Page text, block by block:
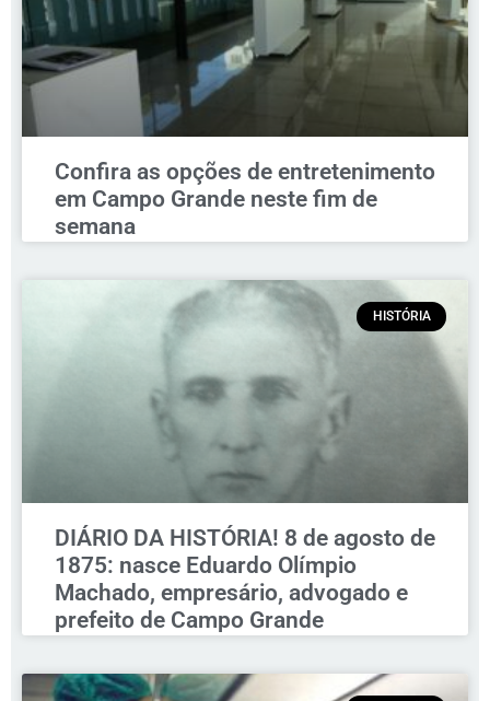
Confira as opções de entretenimento
em Campo Grande neste fim de
semana
HISTÓRIA
DIÁRIO DA HISTÓRIA! 8 de agosto de
1875: nasce Eduardo Olímpio
Machado, empresário, advogado e
prefeito de Campo Grande